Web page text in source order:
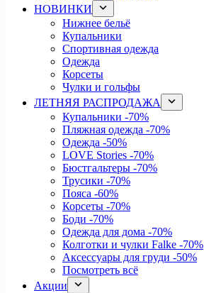
НОВИНКИ
Нижнее бельё
Купальники
Спортивная одежда
Одежда
Корсеты
Чулки и гольфы
ЛЕТНЯЯ РАСПРОДАЖА
Купальники -70%
Пляжная одежда -70%
Одежда -50%
LOVE Stories -70%
Бюстгальтеры -70%
Трусики -70%
Пояса -60%
Корсеты -70%
Боди -70%
Одежда для дома -70%
Колготки и чулки Falke -70%
Аксессуары для груди -50%
Посмотреть всё
Акции